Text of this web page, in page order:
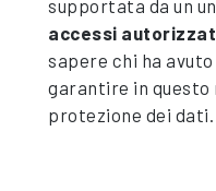
supportata da un
accessi
sapere chi ha
garantire in questo
protezione dei dati.